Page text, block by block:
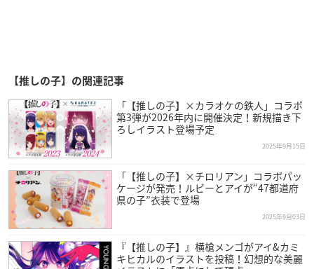
【推しの子】の関連記事
「【推しの子】×カラオケの鉄人」コラボ
第3弾が2026年内に開催決定！新規描き下
ろしイラスト登場予定
2025年9月15日
「【推しの子】×チロリアン」コラボパッ
ケージが発売！ルビーとアイが“47都道府
県の子”衣装で登場
2025年9月03日
『【推しの子】』横槍メンゴがアイ&カミ
キヒカルのイラストを投稿！幻想的な美麗